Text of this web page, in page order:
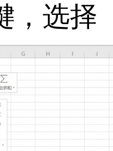
，选择